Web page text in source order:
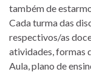
também de
Cada turma das
respectivos/as
atividades, formas
Aula, plano de